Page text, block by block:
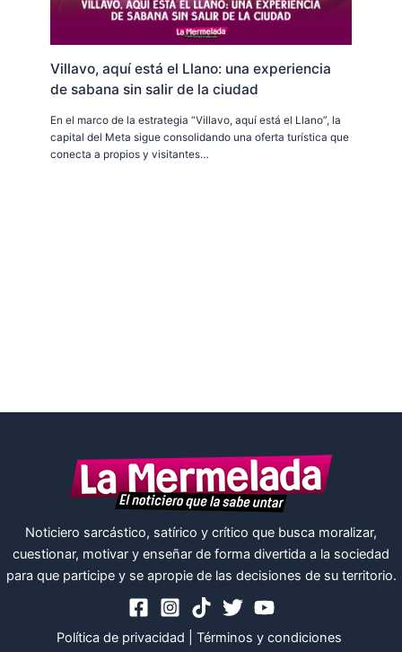
Villavo, aquí está el Llano: una experiencia
de sabana sin salir de la ciudad
En el marco de la estrategia “Villavo, aquí está el Llano”, la
capital del Meta sigue consolidando una oferta turística que
conecta a propios y visitantes…
Noticiero sarcástico, satírico y crítico que busca moralizar,
cuestionar, motivar y enseñar de forma divertida a la sociedad
para que participe y se apropie de las decisiones de su territorio.
Política de privacidad Términos y condiciones